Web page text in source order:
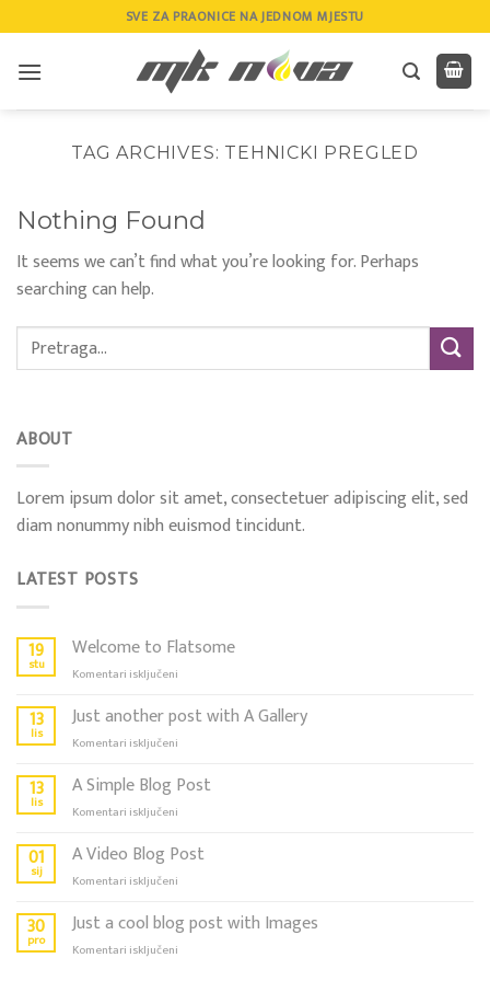
to
content
SVE ZA PRAONICE NA JEDNOM MJESTU
TAG ARCHIVES: TEHNICKI PREGLED
Nothing Found
It seems we can’t find what you’re looking for. Perhaps
searching can help.
ABOUT
Lorem ipsum dolor sit amet, consectetuer adipiscing elit, sed
diam nonummy nibh euismod tincidunt.
LATEST POSTS
19
stu
Welcome to Flatsome
Komentari isključeni
to
Flatsome
13
lis
Just another post with A Gallery
Komentari isključeni
another
post
Gallery
13
lis
A Simple Blog Post
Komentari isključeni
Simple
Blog
01
sij
A Video Blog Post
Komentari isključeni
Video
Blog
30
pro
Just a cool blog post with Images
Komentari isključeni